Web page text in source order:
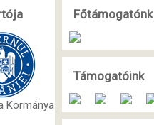
Kormánya
Főtámogatónk
Támogatóink